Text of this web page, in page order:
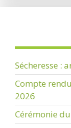
Sécheresse :
Compte
2026
Cérémonie